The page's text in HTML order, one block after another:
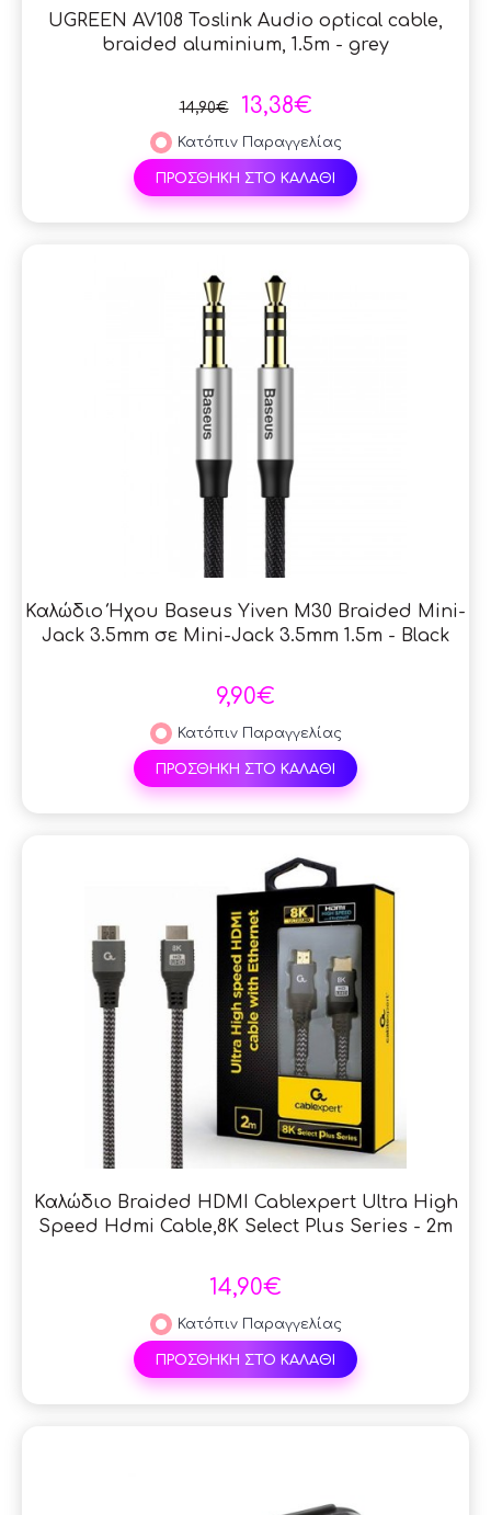
UGREEN AV108 Toslink Audio optical cable,
braided aluminium, 1.5m - grey
14,90€ 13,38€
Κατόπιν Παραγγελίας
ΠΡΟΣΘΗΚΗ ΣΤΟ ΚΑΛΑΘΙ
Καλώδιο Ήχου Baseus Yiven M30 Braided Mini-
Jack 3.5mm σε Mini-Jack 3.5mm 1.5m - Black
9,90€
Κατόπιν Παραγγελίας
ΠΡΟΣΘΗΚΗ ΣΤΟ ΚΑΛΑΘΙ
Καλώδιο Braided HDMI Cablexpert Ultra High
Speed Hdmi Cable,8K Select Plus Series - 2m
14,90€
Κατόπιν Παραγγελίας
ΠΡΟΣΘΗΚΗ ΣΤΟ ΚΑΛΑΘΙ